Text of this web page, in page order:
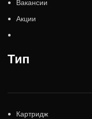
Вакансии
Акции
Тип
Картридж